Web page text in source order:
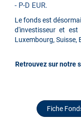
- P-D EUR.
Le fonds est
d'investisseur et est
Luxembourg, Suisse,
Retrouvez sur notre
Fiche